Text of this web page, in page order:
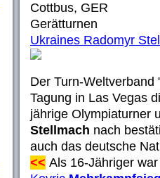
Cottbus, GER
Gerätturnen
Ukraines Radomyr
Der Turn-
Tagung in Las Vegas
jährige Olympiaturner
Stellmach nach
auch das deutsche
<< Als 16-Jähriger